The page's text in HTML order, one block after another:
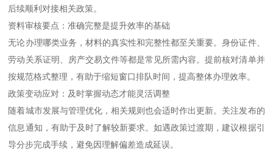
后续顺利对接相关政策。
资料审核要点：准确完整是提升效率的基础
无论办理哪类业务，材料的真实性和完整性都至关重要。身份证件、
劳动关系证明、房产交易文件等都是常见所需内容。提前核对清单并
按规范格式整理，有助于缩短窗口排队时间，提高整体办理效率。
政策变动应对：及时掌握动态才能灵活调整
随着城市发展与管理优化，相关规则也会适时作出更新。关注发布的
信息通知，有助于及时了解较新要求。如遇政策过渡期，建议根据引
导分步完成手续，避免因理解偏差造成延误。